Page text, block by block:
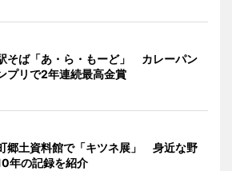
そば「あ・ら・もーど」 カレーパン
プリで2年連続最高金賞
郷土資料館で「キツネ展」 身近な野
年の記録を紹介